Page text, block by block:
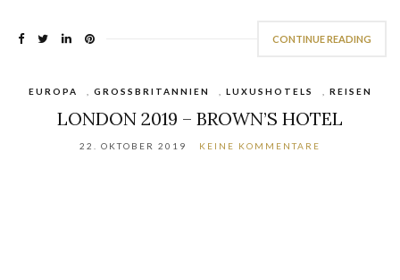
CONTINUE READING
EUROPA GROSSBRITANNIEN LUXUSHOTELS REISEN
LONDON 2019 – BROWN’S HOTEL
22. OKTOBER 2019 KEINE KOMMENTARE